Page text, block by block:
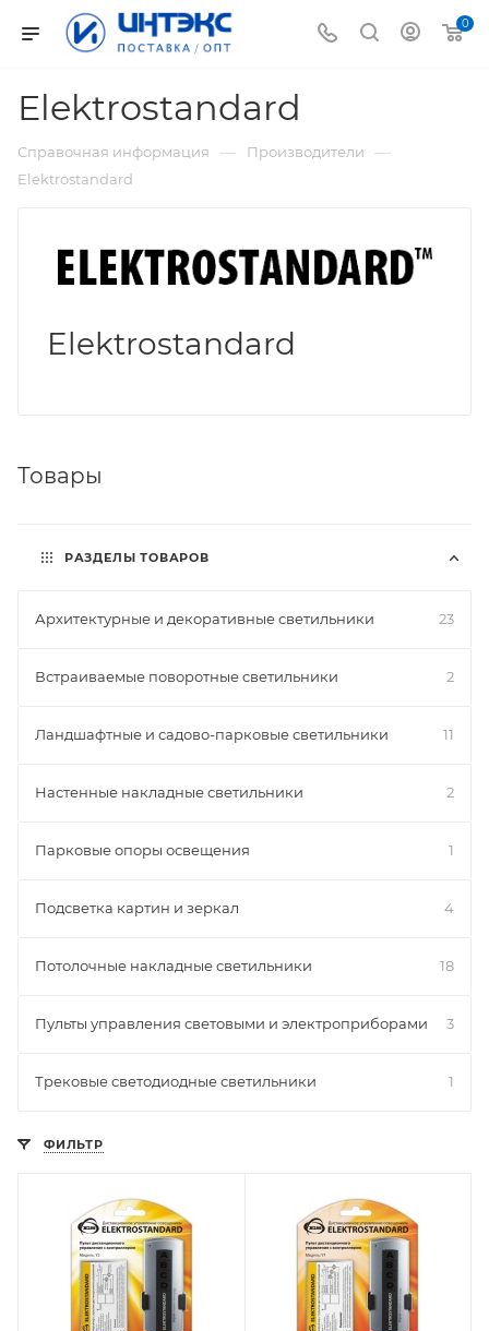
0
Elektrostandard
Справочная информация — Производители —
Elektrostandard
Elektrostandard
Товары
РАЗДЕЛЫ ТОВАРОВ
Архитектурные и декоративные светильники 23
Встраиваемые поворотные светильники 2
Ландшафтные и садово-парковые светильники 11
Настенные накладные светильники 2
Парковые опоры освещения 1
Подсветка картин и зеркал 4
Потолочные накладные светильники 18
Пульты управления световыми и электроприборами 3
Трековые светодиодные светильники 1
ФИЛЬТР